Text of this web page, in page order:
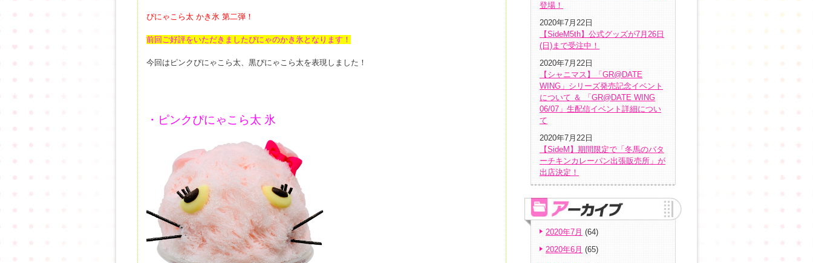
ぴにゃこら太 かき氷 第二弾！
前回ご好評をいただきましたぴにゃのかき氷となります！
今回はピンクぴにゃこら太、黒ぴにゃこら太を表現しました！
・ピンクぴにゃこら太 氷
登場！
2020年7月22日
【SideM5th】公式グッズが7月26日
(日)まで受注中！
2020年7月22日
【シャニマス】「GR@DATE
WING」シリーズ発売記念イベント
について ＆ 「GR@DATE WING
06/07」生配信イベント詳細につい
て
2020年7月22日
【SideM】期間限定で「冬馬のバタ
ーチキンカレーパン出張販売所」が
出店決定！
2020年7月 (64)
2020年6月 (65)